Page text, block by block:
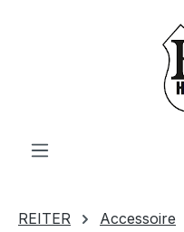
Zum Hauptinhalt springen
REITER Accessoire